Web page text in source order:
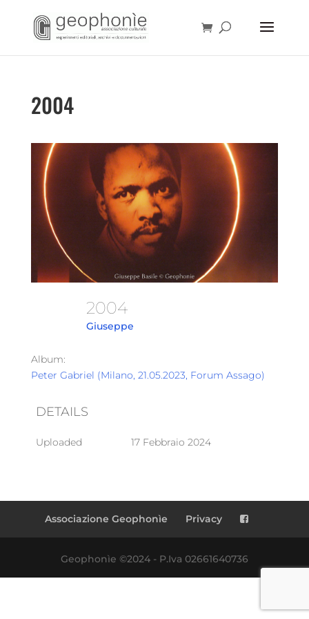
2004
2004
Giuseppe
Album:
Peter Gabriel (Milano, 21.05.2023, Forum Assago)
DETAILS
Uploaded 17 Febbraio 2024
Associazione Geophonìe Privacy
Geophonìe ©2024 - P.Iva 02661640736